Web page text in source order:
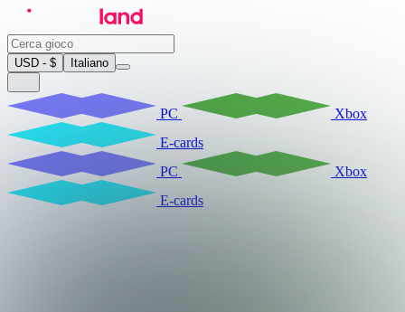
USD - $ Italiano
PC
Xbox
E-cards
PC
Xbox
E-cards